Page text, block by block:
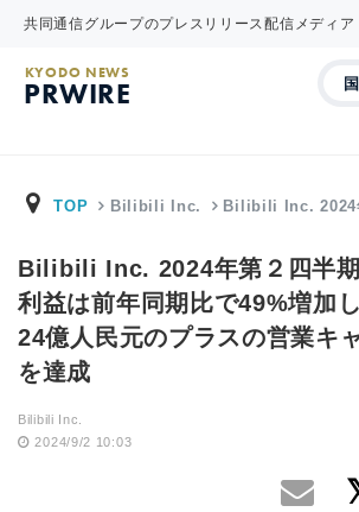
共同通信グループのプレスリリース配信メディア
KYODO NEWS
PRWIRE
TOP Bilibili Inc. Bilibili Inc. 2024
Bilibili Inc. 2024年第２四半期
利益は前年同期比で49%増加
24億人民元のプラスの営業キ
を達成
Bilibili Inc.
2024/9/2 10:03